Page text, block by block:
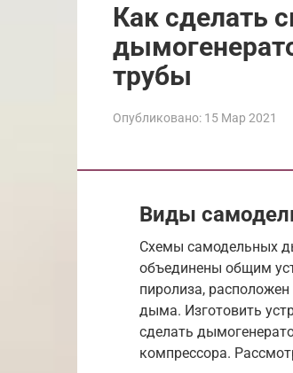
Как сделать
трубы
Опубликовано: 15 Мар 2021
Виды
Схемы самодельных
объединены общим
пиролиза,
дыма. Изготовить
сделать
компрессора.